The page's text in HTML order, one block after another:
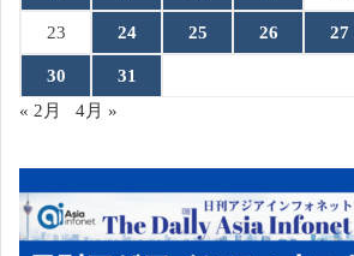
23 24 25 26 27
30
31
« 2月
4月 »